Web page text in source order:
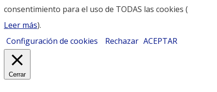
consentimiento para el uso de TODAS las cookies (
Leer más).
Configuración de cookies
Rechazar ACEPTAR
Cerrar